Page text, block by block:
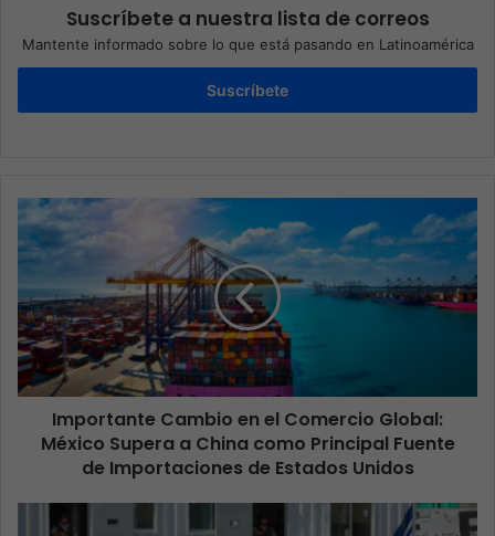
Suscríbete a nuestra lista de correos
Mantente informado sobre lo que está pasando en Latinoamérica
Suscríbete
Importante Cambio en el Comercio Global:
México Supera a China como Principal Fuente
de Importaciones de Estados Unidos